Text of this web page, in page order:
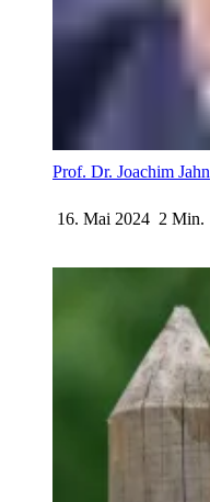
Prof. Dr. Joachim Jahn
16. Mai 2024 2 Min.